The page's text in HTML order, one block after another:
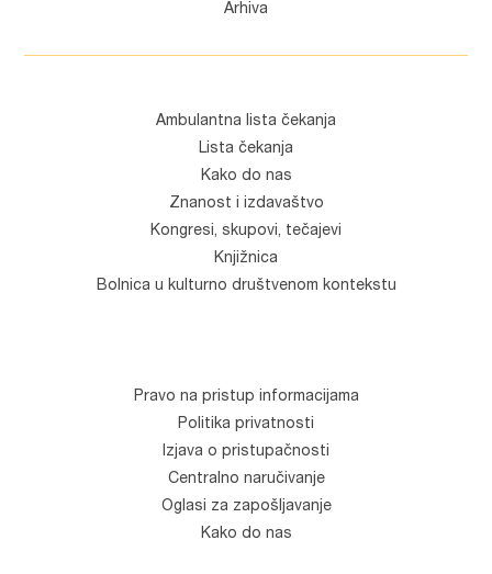
Arhiva
Ambulantna lista čekanja
Lista čekanja
Kako do nas
Znanost i izdavaštvo
Kongresi, skupovi, tečajevi
Knjižnica
Bolnica u kulturno društvenom kontekstu
Pravo na pristup informacijama
Politika privatnosti
Izjava o pristupačnosti
Centralno naručivanje
Oglasi za zapošljavanje
Kako do nas